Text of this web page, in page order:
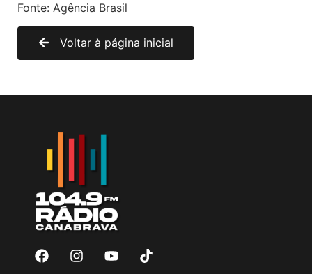
Fonte: Agência Brasil
Voltar à página inicial